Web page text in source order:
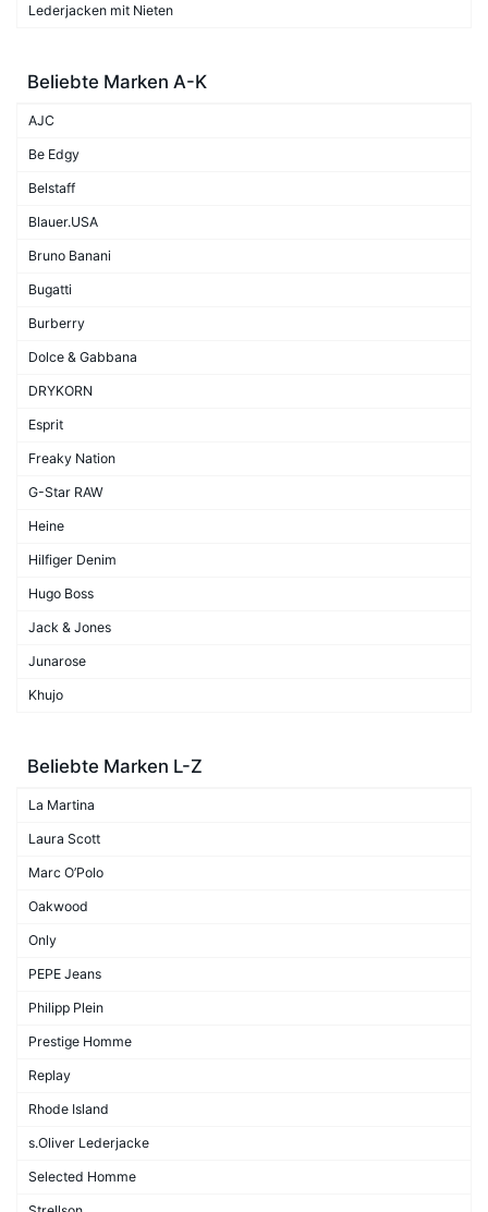
Lederjacken mit Nieten
Beliebte Marken A-K
AJC
Be Edgy
Belstaff
Blauer.USA
Bruno Banani
Bugatti
Burberry
Dolce & Gabbana
DRYKORN
Esprit
Freaky Nation
G-Star RAW
Heine
Hilfiger Denim
Hugo Boss
Jack & Jones
Junarose
Khujo
Beliebte Marken L-Z
La Martina
Laura Scott
Marc O’Polo
Oakwood
Only
PEPE Jeans
Philipp Plein
Prestige Homme
Replay
Rhode Island
s.Oliver Lederjacke
Selected Homme